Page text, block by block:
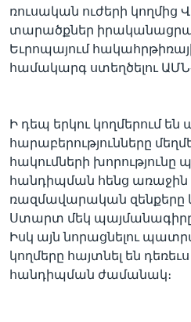
ռուսական ուժերի կողմից
տարածքներ
Եւրոպայում
համակարգ ստեղծելու
Ի դեպ երկու կողմերում են
հարաբերությունները
հակումների խորությունը
հանդիպման հենց առաջին
ռազմավարական զենքերը
Ստարտ մեկ պայմանագիրը
Իսկ այն նորացնելու
կողմերը հայտնել են դեռեւս
հանդիպման ժամանակ։